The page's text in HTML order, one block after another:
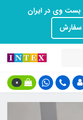
بست وی در ایران
0